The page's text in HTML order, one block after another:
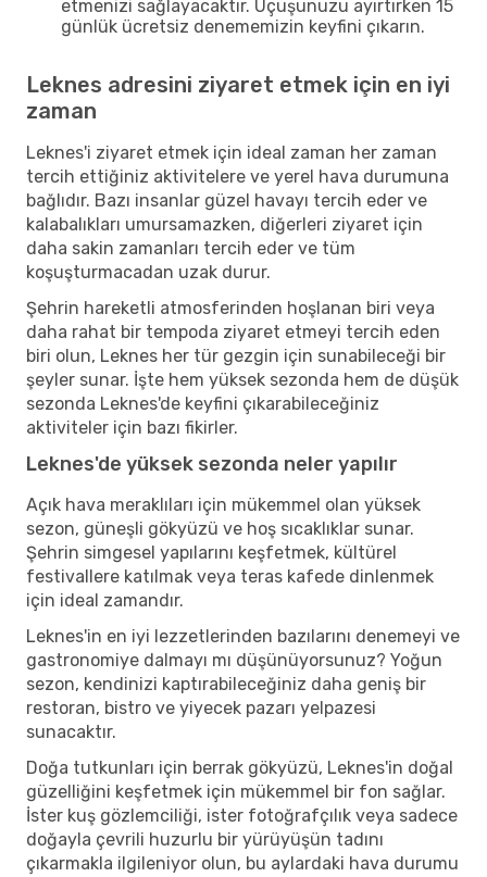
etmenizi sağlayacaktır. Uçuşunuzu ayırtırken 15
günlük ücretsiz denememizin keyfini çıkarın.
Leknes adresini ziyaret etmek için en iyi
zaman
Leknes'i ziyaret etmek için ideal zaman her zaman
tercih ettiğiniz aktivitelere ve yerel hava durumuna
bağlıdır. Bazı insanlar güzel havayı tercih eder ve
kalabalıkları umursamazken, diğerleri ziyaret için
daha sakin zamanları tercih eder ve tüm
koşuşturmacadan uzak durur.
Şehrin hareketli atmosferinden hoşlanan biri veya
daha rahat bir tempoda ziyaret etmeyi tercih eden
biri olun, Leknes her tür gezgin için sunabileceği bir
şeyler sunar. İşte hem yüksek sezonda hem de düşük
sezonda Leknes'de keyfini çıkarabileceğiniz
aktiviteler için bazı fikirler.
Leknes'de yüksek sezonda neler yapılır
Açık hava meraklıları için mükemmel olan yüksek
sezon, güneşli gökyüzü ve hoş sıcaklıklar sunar.
Şehrin simgesel yapılarını keşfetmek, kültürel
festivallere katılmak veya teras kafede dinlenmek
için ideal zamandır.
Leknes'in en iyi lezzetlerinden bazılarını denemeyi ve
gastronomiye dalmayı mı düşünüyorsunuz? Yoğun
sezon, kendinizi kaptırabileceğiniz daha geniş bir
restoran, bistro ve yiyecek pazarı yelpazesi
sunacaktır.
Doğa tutkunları için berrak gökyüzü, Leknes'in doğal
güzelliğini keşfetmek için mükemmel bir fon sağlar.
İster kuş gözlemciliği, ister fotoğrafçılık veya sadece
doğayla çevrili huzurlu bir yürüyüşün tadını
çıkarmakla ilgileniyor olun, bu aylardaki hava durumu